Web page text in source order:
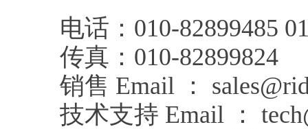
电话：010-82899485
传真：010-82899824
销售 Email ：
技术支持 Email ：